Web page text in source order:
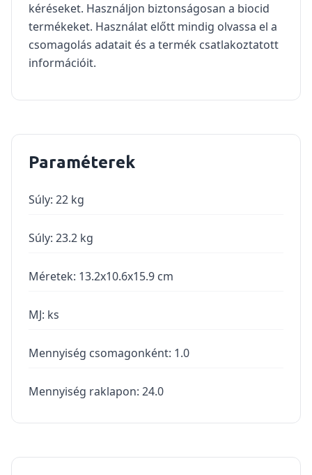
kéréseket. Használjon biztonságosan a biocid
termékeket. Használat előtt mindig olvassa el a
csomagolás adatait és a termék csatlakoztatott
információit.
Paraméterek
Súly: 22 kg
Súly: 23.2 kg
Méretek: 13.2x10.6x15.9 cm
MJ: ks
Mennyiség csomagonként: 1.0
Mennyiség raklapon: 24.0